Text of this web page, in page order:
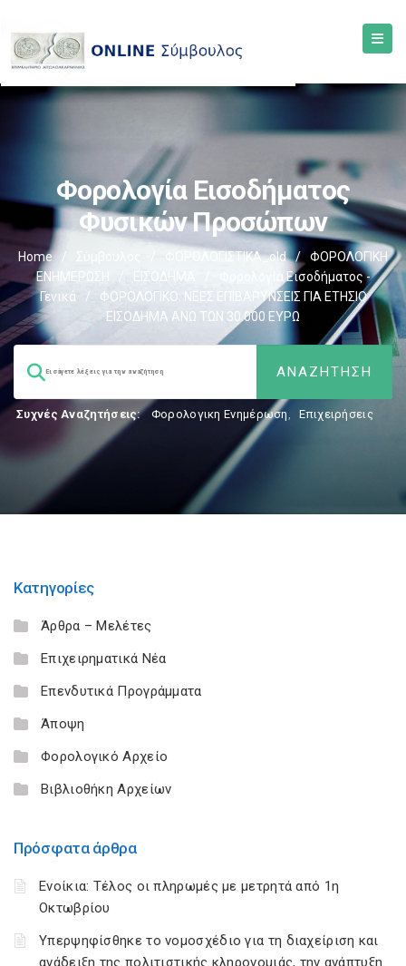
Φορολογία Εισοδήματος
Φυσικών Προσώπων
Home / Σύμβουλος ΦΟΡΟΛΟΓΙΣΤΙΚΑ_old /
ΦΟΡΟΛΟΓΙΚΗ
ΕΝΗΜΕΡΩΣΗ
/ ΕΙΣΟΔΗΜΑ
Φορολογία Εισοδήματος -
Γενικά
/
ΦΟΡΟΛΟΓΙΚΟ: ΝΕΕΣ ΕΠΙΒΑΡΥΝΣΕΙΣ ΓΙΑ ΕΤΗΣΙΟ
ΕΙΣΟΔΗΜΑ ΑΝΩ ΤΩΝ 30.000 ΕΥΡΩ
Συχνές Αναζητήσεις: Φορολογικη Ενημέρωση, Επιχειρήσεις
Κατηγορίες
Άρθρα – Μελέτες
Επιχειρηματικά Νέα
Επενδυτικά Προγράμματα
Άποψη
Φορολογικό Αρχείο
Βιβλιοθήκη Αρχείων
Πρόσφατα άρθρα
Ενοίκια: Τέλος οι πληρωμές με μετρητά από 1η
Οκτωβρίου
Υπερψηφίσθηκε το νομοσχέδιο για τη διαχείριση και
ανάδειξη της πολιτιστικής κληρονομιάς, την ανάπτυξη